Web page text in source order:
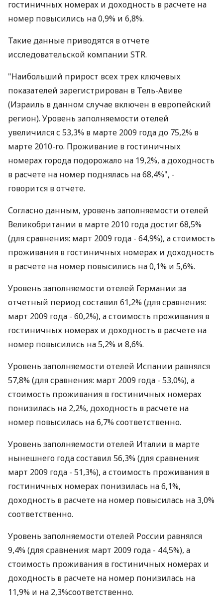
гостиничных номерах и доходность в расчете на
номер повысились на 0,9% и 6,8%.
Такие данные приводятся в отчете
исследовательской компании STR.
"Наибольший прирост всех трех ключевых
показателей зарегистрирован в Тель-Авиве
(Израиль в данном случае включен в европейский
регион). Уровень заполняемости отелей
увеличился с 53,3% в марте 2009 года до 75,2% в
марте 2010-го. Проживание в гостиничных
номерах города подорожало на 19,2%, а доходность
в расчете на номер поднялась на 68,4%", -
говорится в отчете.
Согласно данным, уровень заполняемости отелей
Великобритании в марте 2010 года достиг 68,5%
(для сравнения: март 2009 года - 64,9%), а стоимость
проживания в гостиничных номерах и доходность
в расчете на номер повысились на 0,1% и 5,6%.
Уровень заполняемости отелей Германии за
отчетный период составил 61,2% (для сравнения:
март 2009 года - 60,2%), а стоимость проживания в
гостиничных номерах и доходность в расчете на
номер повысились на 5,2% и 8,6%.
Уровень заполняемости отелей Испании равнялся
57,8% (для сравнения: март 2009 года - 53,0%), а
стоимость проживания в гостиничных номерах
понизилась на 2,2%, доходность в расчете на
номер повысилась на 6,7% соответственно.
Уровень заполняемости отелей Италии в марте
нынешнего года составил 56,3% (для сравнения:
март 2009 года - 51,3%), а стоимость проживания в
гостиничных номерах понизилась на 6,1%,
доходность в расчете на номер повысилась на 3,0%
соответственно.
Уровень заполняемости отелей России равнялся
9,4% (для сравнения: март 2009 года - 44,5%), а
стоимость проживания в гостиничных номерах и
доходность в расчете на номер понизилась на
11,9% и на 2,3%соответственно.